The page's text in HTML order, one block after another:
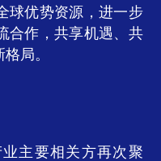
球优势资源，进一步
合作，共享机遇、共
局。
主要相关方再次聚